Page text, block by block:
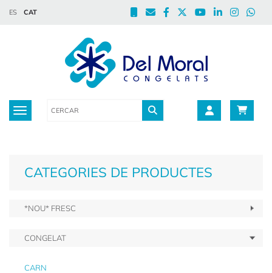
ES CAT
Toggle navigation
CATEGORIES DE PRODUCTES
*NOU* FRESC
CONGELAT
CARN